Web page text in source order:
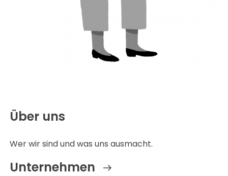
Über uns
Wer wir sind und was uns ausmacht.
Unternehmen